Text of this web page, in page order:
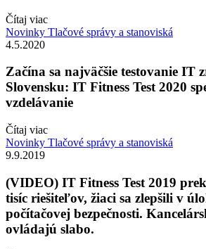
Čítaj viac
Novinky Tlačové správy a stanoviská
4.5.2020
Začína sa najväčšie testovanie IT
Slovensku: IT Fitness Test 2020
vzdelávanie
Čítaj viac
Novinky Tlačové správy a stanoviská
9.9.2019
(VIDEO) IT Fitness Test 2019
tisíc riešiteľov, žiaci sa zlepšili v
počítačovej bezpečnosti.
ovládajú slabo.